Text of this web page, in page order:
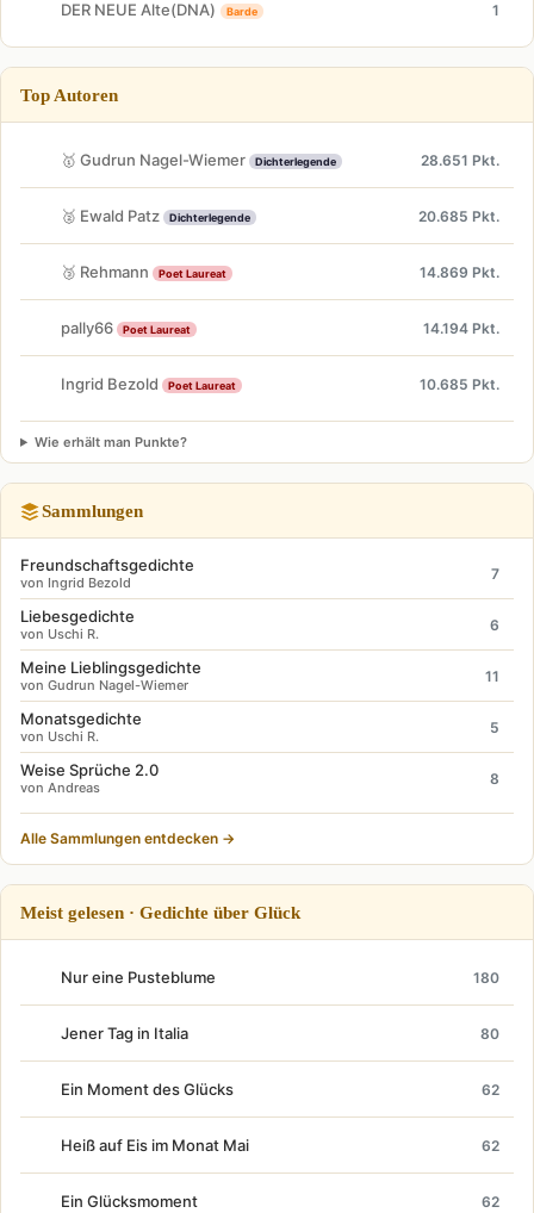
DER NEUE Alte(DNA) Barde 1
Top Autoren
🥇 Gudrun Nagel-Wiemer Dichterlegende 28.651 Pkt.
🥈 Ewald Patz Dichterlegende 20.685 Pkt.
🥉 Rehmann Poet Laureat 14.869 Pkt.
pally66 Poet Laureat 14.194 Pkt.
Ingrid Bezold Poet Laureat 10.685 Pkt.
Wie erhält man Punkte?
Sammlungen
Freundschaftsgedichte
von Ingrid Bezold
7
Liebesgedichte
von Uschi R.
6
Meine Lieblingsgedichte
von Gudrun Nagel-Wiemer
11
Monatsgedichte
von Uschi R.
5
Weise Sprüche 2.0
von Andreas
8
Alle Sammlungen entdecken →
Meist gelesen · Gedichte über Glück
Nur eine Pusteblume 180
Jener Tag in Italia 80
Ein Moment des Glücks 62
Heiß auf Eis im Monat Mai 62
Ein Glücksmoment 62